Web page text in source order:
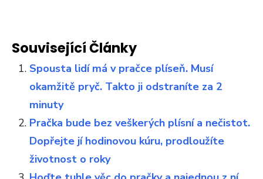
Související Články
Spousta lidí má v pračce plíseň. Musí
okamžitě pryč. Takto ji odstraníte za 2
minuty
Pračka bude bez veškerých plísní a nečistot.
Dopřejte jí hodinovou kúru, prodloužíte
životnost o roky